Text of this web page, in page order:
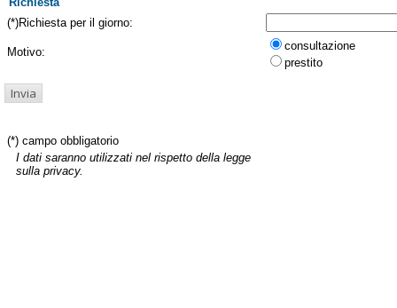
(*)Richiesta per il giorno:
Motivo:
consultazione
prestito
(*) campo obbligatorio
I dati saranno utilizzati nel rispetto della legge
sulla privacy.